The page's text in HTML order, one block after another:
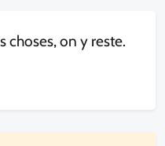
choses, on y reste.